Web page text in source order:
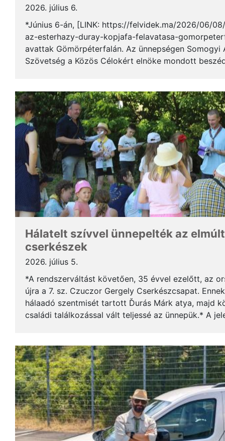
2026. július 6.
*Június 6-án, [LINK: https://felvidek.ma/2026/06/
az-esterhazy-duray-kopjafa-felavatasa-
avattak Gömörpéterfalán. Az ünnepségen
Szövetség a Közös Célokért elnöke mondott
Hálatelt szívvel ünnepelték az
cserkészek
2026. július 5.
*A rendszerváltást követően, 35 évvel ezelőtt, az
újra a 7. sz. Czuczor Gergely Cserkészcsapat.
hálaadó szentmisét tartott Ďurás Márk atya, majd
családi találkozással vált teljessé az ünnepük.* A